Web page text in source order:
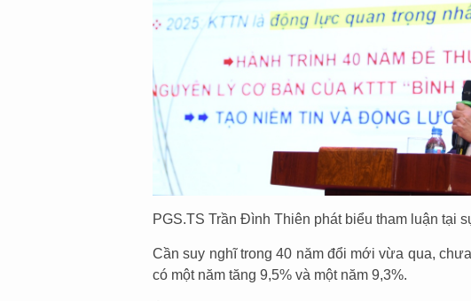
PGS.TS Trần Đình Thiên phát biểu tham luận tại
Cần suy nghĩ trong 40 năm đổi mới vừa qua,
có một năm tăng 9,5% và một năm 9,3%.